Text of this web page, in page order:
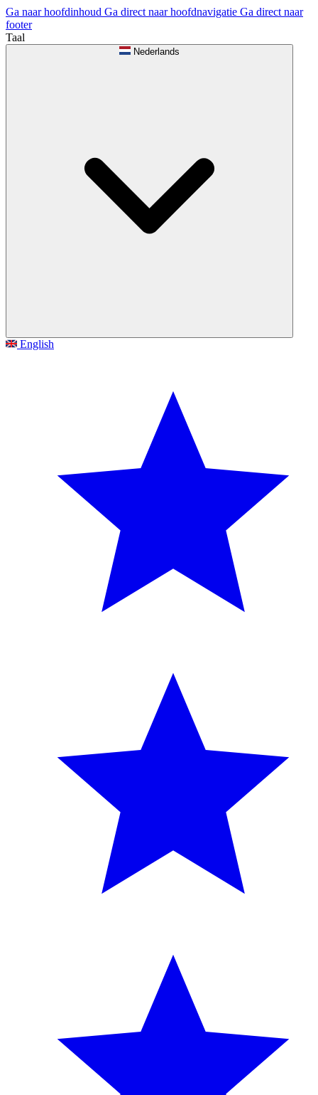
Ga naar hoofdinhoud Ga direct naar hoofdnavigatie Ga direct naar
footer
Taal
Nederlands
English